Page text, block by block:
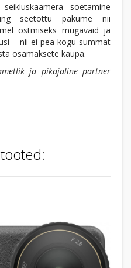
soetamine
seetõttu pakume nii
ostmiseks mugavaid ja
– nii ei pea kogu summat
osamaksete kaupa.
ja pikajaline partner